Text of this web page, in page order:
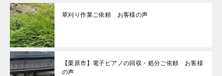
草刈り作業ご依頼 お客様の声
【栗原市】電子ピアノの回収・処分ご依頼 お客様
の声